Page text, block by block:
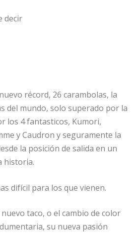
decir
récord, 26 carambolas, la
del mundo, solo superado por la
los 4 fantasticos, Kumori,
y Caudron y seguramente la
la posición de salida en un
historia.
difícil para los que vienen.
taco, o el cambio de color
su nueva pasión